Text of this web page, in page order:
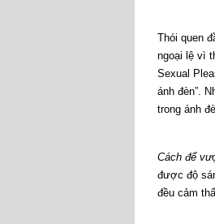
Thói quen
ngoại lệ vì
Sexual
ánh đèn”.
trong ánh
Cách để
được độ
đều cảm